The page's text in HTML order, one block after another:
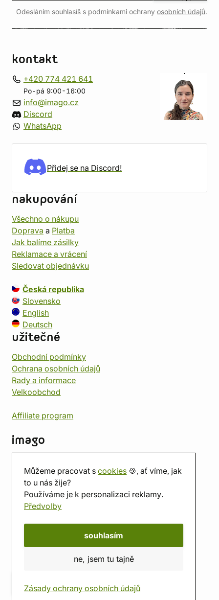
Můžeme pracovat s cookies 🍪, ať víme, jak
to u nás žije?
Používáme je k personalizaci reklamy.
Předvolby
souhlasím
ne, jsem tu tajně
Zásady ochrany osobních údajů
Odesláním souhlasíš s podmínkami ochrany osobních údajů.
kontakt
+420 774 421 641
Po-pá 9:00-16:00
info@imago.cz
Discord
WhatsApp
Přidej se na Discord!
nakupování
Všechno o nákupu
Doprava a Platba
Jak balíme zásilky
Reklamace a vrácení
Sledovat objednávku
Česká republika
Slovensko
English
Deutsch
užitečné
Obchodní podmínky
Ochrana osobních údajů
Rady a informace
Velkoobchod
Affiliate program
imago
Prodejna
Herna
O nás
Hodnocení obchodu